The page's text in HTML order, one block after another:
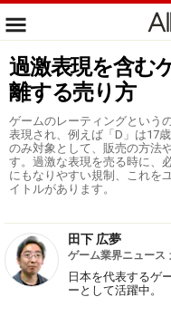
過激表現を含む
離する売り方
ゲームのレーティングという
表現され、例えば「D」は17
のみ対象として、販売の方法
す。過激な表現を売る時に、
にもなりやすい規制、これを
イトルがあります。
田下 広夢
ゲーム業界ニュース
日本を代表するゲ
ーとして活躍中。